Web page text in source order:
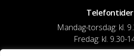
Telefontider
Mandag-torsdag: kl.
Fredag: kl. 9.30-